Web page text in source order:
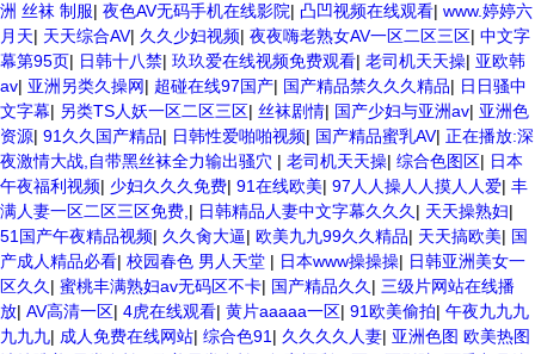
洲 丝袜 制服| 夜色AV无码手机在线影院| 凸凹视频在线观看| www.婷婷六
月天| 天天综合AV| 久久少妇视频| 夜夜嗨老熟女AV一区二区三区| 中文字
幕第95页| 日韩十八禁| 玖玖爱在线视频免费观看| 老司机天天操| 亚欧韩
av| 亚洲另类久操网| 超碰在线97国产| 国产精品禁久久久精品| 日日骚中
文字幕| 另类TS人妖一区二区三区| 丝袜剧情| 国产少妇与亚洲av| 亚洲色
资源| 91久久国产精品| 日韩性爱啪啪视频| 国产精品蜜乳AV| 正在播放:深
夜激情大战,自带黑丝袜全力输出骚穴 | 老司机天天操| 综合色图区| 日本
午夜福利视频| 少妇久久久免费| 91在线欧美| 97人人操人人摸人人爱| 丰
满人妻一区二区三区免费, | 日韩精品人妻中文字幕久久久 | 天天操熟妇|
51国产午夜精品视频| 久久肏大逼| 欧美九九99久久精品| 天天搞欧美| 国
产成人精品必看| 校园春色 男人天堂 | 日本www操操操| 日韩亚洲美女一
区久久 | 蜜桃丰满熟妇av无码区不卡| 国产精品久久 | 三级片网站在线播
放| AV高清一区| 4虎在线观看| 黄片aaaaa一区| 91欧美偷拍| 午夜九九九
九九九| 成人免费在线网站| 综合色91 | 久久久久人妻| 亚洲色图 欧美热图